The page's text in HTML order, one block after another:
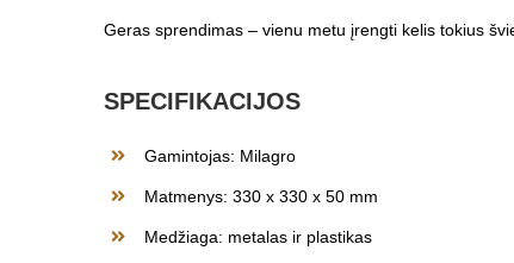
Geras sprendimas – vienu metu įrengti kelis tokius
SPECIFIKACIJOS
Gamintojas: Milagro
Matmenys: 330 x 330 x 50 mm
Medžiaga: metalas ir plastikas